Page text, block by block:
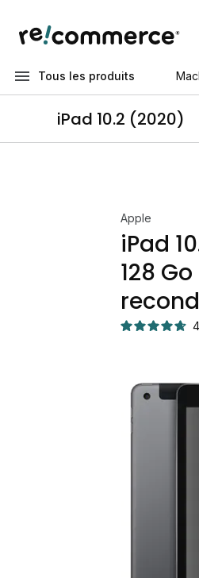
Tous les produits
iPad 10.2 (2020)
Apple
iPad
128